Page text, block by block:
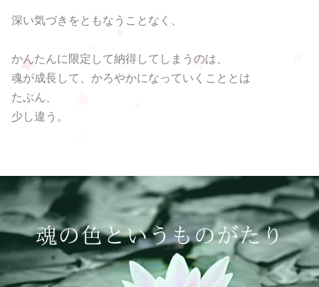
深い気づきをともなうことなく、
かんたんに限定して納得してしまうのは、
魂が成長して、かろやかになっていくこととは
たぶん、
少し違う。